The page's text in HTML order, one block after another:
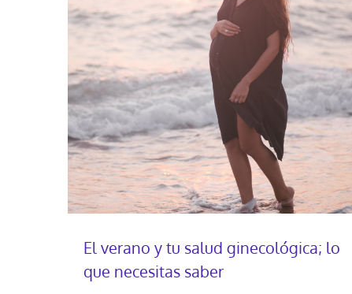
El verano y tu salud ginecológica; lo
que necesitas saber